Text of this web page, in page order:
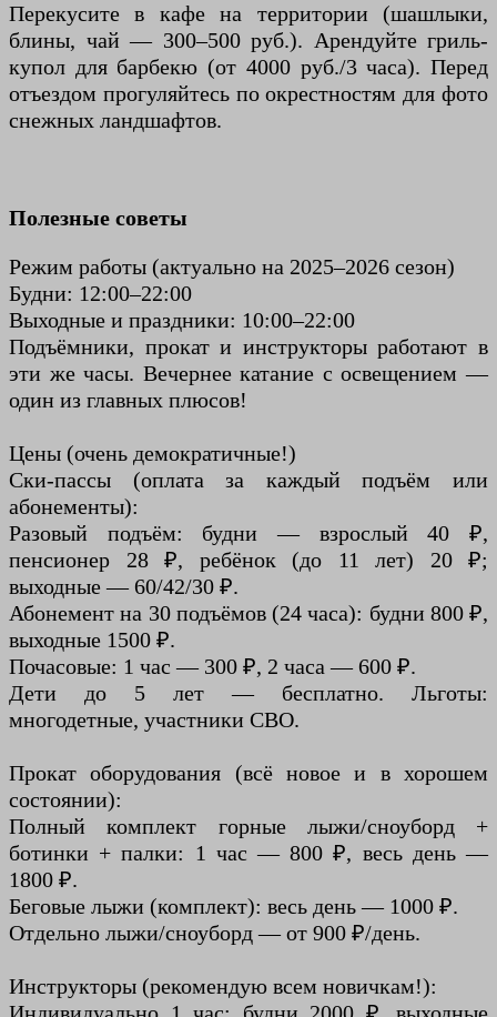
Перекусите в кафе на территории (шашлыки,
блины, чай — 300–500 руб.). Арендуйте гриль-
купол для барбекю (от 4000 руб./3 часа). Перед
отъездом прогуляйтесь по окрестностям для фото
снежных ландшафтов.
Полезные советы
Режим работы (актуально на 2025–2026 сезон)
Будни: 12:00–22:00
Выходные и праздники: 10:00–22:00
Подъёмники, прокат и инструкторы работают в
эти же часы. Вечернее катание с освещением —
один из главных плюсов!
Цены (очень демократичные!)
Ски-пассы (оплата за каждый подъём или
абонементы):
Разовый подъём: будни — взрослый 40 ₽,
пенсионер 28 ₽, ребёнок (до 11 лет) 20 ₽;
выходные — 60/42/30 ₽.
Абонемент на 30 подъёмов (24 часа): будни 800 ₽,
выходные 1500 ₽.
Почасовые: 1 час — 300 ₽, 2 часа — 600 ₽.
Дети до 5 лет — бесплатно. Льготы:
многодетные, участники СВО.
Прокат оборудования (всё новое и в хорошем
состоянии):
Полный комплект горные лыжи/сноуборд +
ботинки + палки: 1 час — 800 ₽, весь день —
1800 ₽.
Беговые лыжи (комплект): весь день — 1000 ₽.
Отдельно лыжи/сноуборд — от 900 ₽/день.
Инструкторы (рекомендую всем новичкам!):